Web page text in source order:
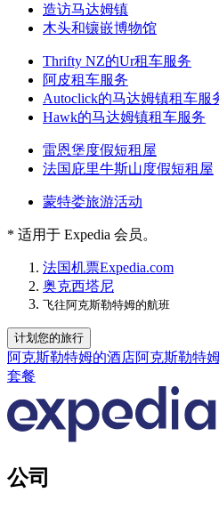
造访马达姆镇
木头和镶嵌博物馆
Thrifty NZ的Ur租车服务
阿皮租车服务
Autoclick的马达姆镇租车服
Hawk的马达姆镇租车服务
雷恩堡度假短租屋
法国庇里牛斯山度假短租屋
蒙特娄旅游活动
* 适用于 Expedia 会员。
法国机票Expedia.com
奥克西塔尼
飞往阿克斯勒特姆的航班
计划您的旅行
阿克斯勒特姆的酒店阿克斯勒特
套餐
公司